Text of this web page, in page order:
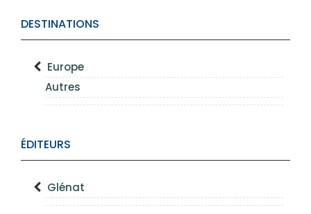
DESTINATIONS
Europe
Autres
ÉDITEURS
Glénat